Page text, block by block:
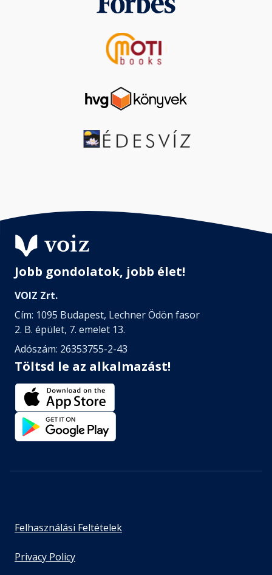
Jobb gondolatok, jobb élet!
VOIZ Zrt.
Cím: 1095 Budapest, Lechner Ödön fasor
2. B. épület, 7. emelet 13.
Adószám: 26353755-2-43
Töltsd le az alkalmazást!
Felhasználási Feltételek
Privacy Policy